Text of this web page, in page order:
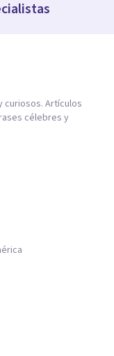
curiosos. Artículos
célebres y